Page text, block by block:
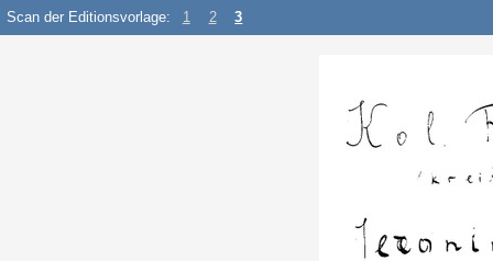
Scan der Editionsvorlage: 1 2 3